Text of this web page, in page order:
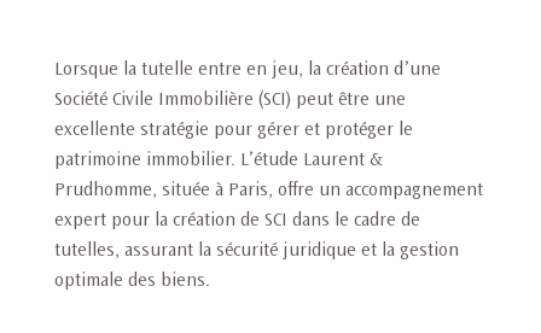
Lorsque la tutelle entre en jeu, la création d’une
Société Civile Immobilière (SCI) peut être une
excellente stratégie pour gérer et protéger le
patrimoine immobilier. L’étude Laurent &
Prudhomme, située à Paris, offre un accompagnement
expert pour la création de SCI dans le cadre de
tutelles, assurant la sécurité juridique et la gestion
optimale des biens.